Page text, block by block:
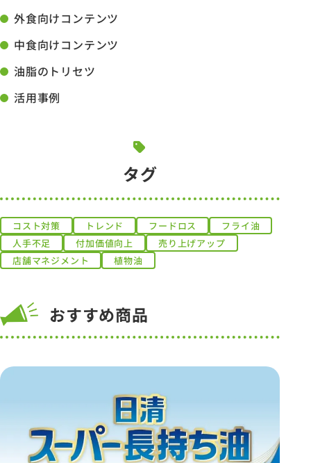
外食向けコンテンツ
中食向けコンテンツ
油脂のトリセツ
活用事例
タグ
コスト対策 トレンド フードロス
フライ油
人手不足
付加価値向上
売り上げアップ
店舗マネジメント
植物油
おすすめ商品